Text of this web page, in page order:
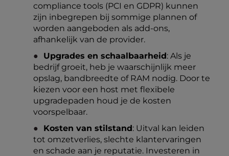
compliance tools (PCI en GDPR) kunnen
zijn inbegrepen bij sommige plannen of
worden aangeboden als add-ons,
afhankelijk van de provider.
Upgrades en schaalbaarheid: Als je
bedrijf groeit, heb je waarschijnlijk meer
opslag, bandbreedte of RAM nodig. Door te
kiezen voor een host met flexibele
upgradepaden houd je de kosten
voorspelbaar.
Kosten van stilstand: Uitval kan leiden
tot omzetverlies, slechte klantervaringen
en schade aan je reputatie. Investeren in